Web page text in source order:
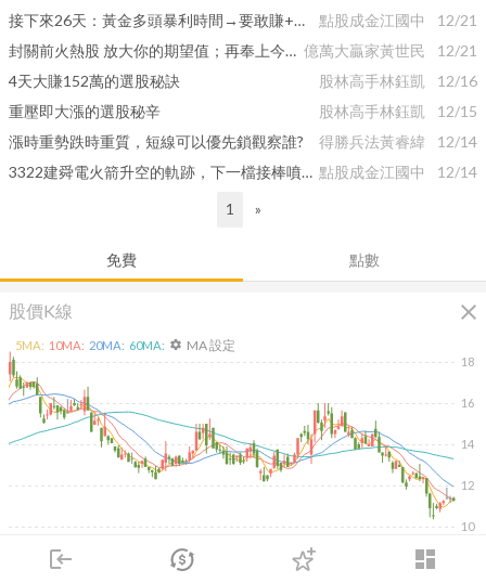
login dashboard
市場 登入
免費 點數
接下來26天：黃金多頭暴利時間→要敢賺+敢大賺+敢暴賺！
點股成金江國中
12/21
封關前火熱股 放大你的期望值；再奉上今日盤後解析、明日盤勢重點 億萬大贏家黃世民
12/21
4天大賺152萬的選股秘訣
股林高手林鈺凱
12/16
重壓即大漲的選股秘辛
股林高手林鈺凱
12/15
漲時重勢跌時重質，短線可以優先鎖觀察誰?
得勝兵法黃睿緯
12/14
3322建舜電火箭升空的軌跡，下一檔接棒噴出的飆股在哪裡? 點股成金江國中 12/14
1 »
股價K線 close
2026/02/10 2026/04/10 2026/05/28 2026/07/16
10
12
14
16
18
5MA: 10MA: 20MA: 60MA: settings MA 設定